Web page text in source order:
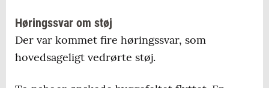
Høringssvar om støj
Der var kommet fire høringssvar, som
hovedsageligt vedrørte støj.